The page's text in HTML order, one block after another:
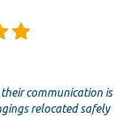
communication is
relocated safely